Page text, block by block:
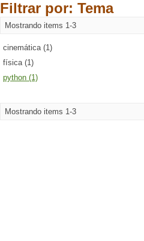
Filtrar por: Tema
Mostrando items 1-3
cinemática (1)
física (1)
python (1)
Mostrando items 1-3